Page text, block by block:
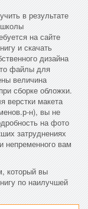
в результате
на сайте
и скачать
дизайна
файлы для
величина
сборке обложки.
верстки макета
н), вы не
на фото
затруднениях
непременного вам
который вы
по наилучшей